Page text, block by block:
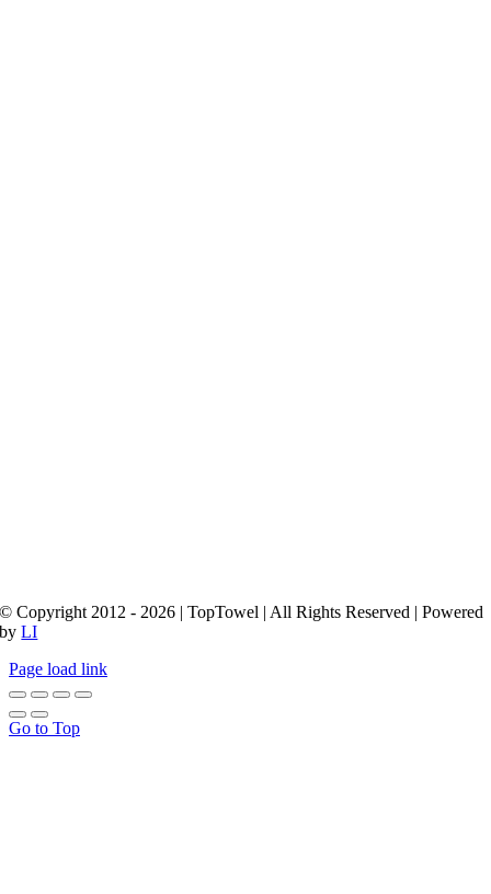
© Copyright 2012 - 2026 | TopTowel | All Rights Reserved | Powered
byLI
Page load link
Go to Top